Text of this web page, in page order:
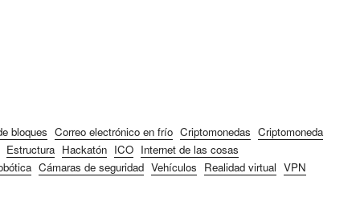
bloques Correo electrónico en frío Criptomonedas Criptomoneda
Estructura Hackatón ICO Internet de las cosas
Cámaras de seguridad Vehículos Realidad virtual VPN